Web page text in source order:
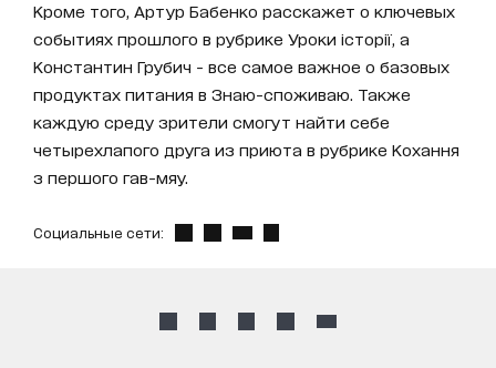
Кроме того, Артур Бабенко расскажет о ключевых
событиях прошлого в рубрике Уроки історії, а
Константин Грубич - все самое важное о базовых
продуктах питания в Знаю-споживаю. Также
каждую среду зрители смогут найти себе
четырехлапого друга из приюта в рубрике Кохання
з першого гав-мяу.
Социальные сети: